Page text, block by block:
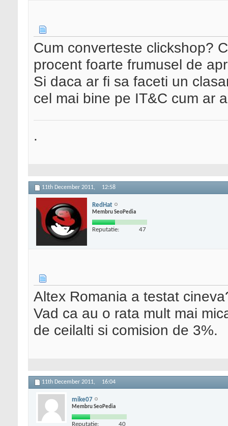
Cum converteste clickshop?
procent foarte frumusel de
Si daca ar fi sa faceti un
cel mai bine pe IT&C cum ar
.
11th December 2011, 12:58
RedHat
Membru SeoPedia
Reputatie: 47
Altex Romania a testat
Vad ca au o rata mult mai
de ceilalti si comision de 3%.
11th December 2011, 16:04
mike07
Membru SeoPedia
Reputatie: 40